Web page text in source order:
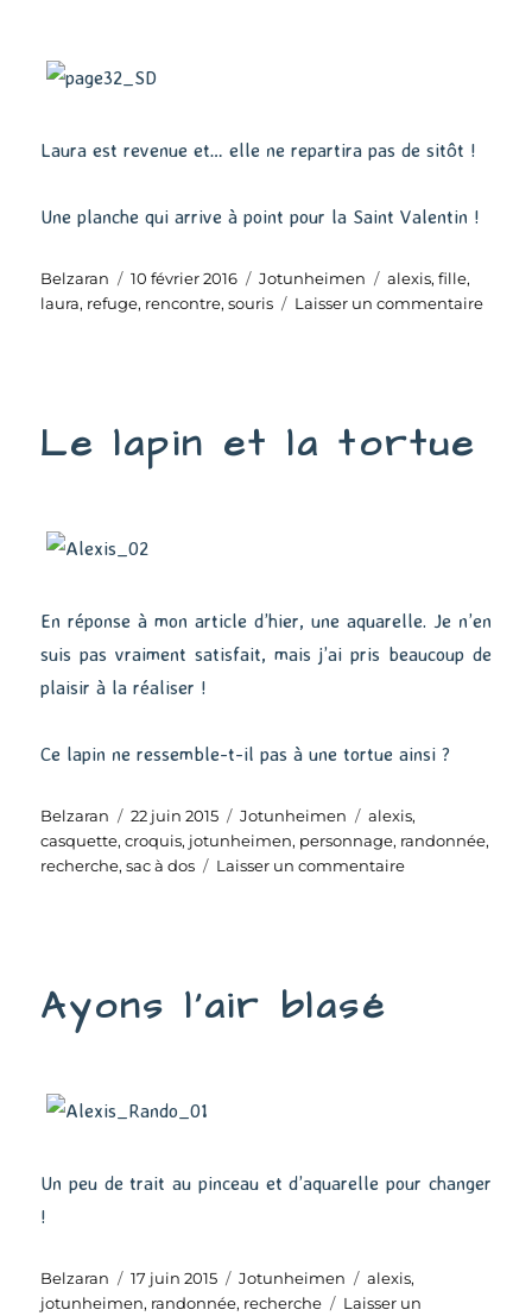
Laura est revenue et… elle ne repartira pas de sitôt !
Une planche qui arrive à point pour la Saint Valentin !
Auteur
Belzaran
Publié
le
10 février 2016 Catégories
Jotunheimen Étiquettes
alexis,fille,
laura, refuge, rencontre,souris Laisser un commentairesur
Le lapin et la tortue
En réponse à mon article d’hier, une aquarelle. Je n’en
suis pas vraiment satisfait, mais j’ai pris beaucoup de
plaisir à la réaliser !
Ce lapin ne ressemble-t-il pas à une tortue ainsi ?
Auteur
Belzaran
Publié
le
22 juin 2015 Catégories
Jotunheimen Étiquettes
alexis,
casquette,croquis, jotunheimen, personnage, randonnée,
recherche,sac à dos Laisser un commentairesur
Ayons l’air blasé
Un peu de trait au pinceau et d’aquarelle pour changer
!
Auteur
Belzaran
Publié
le
17 juin 2015 Catégories
Jotunheimen Étiquettes
alexis,
jotunheimen, randonnée, recherche
Laisser un